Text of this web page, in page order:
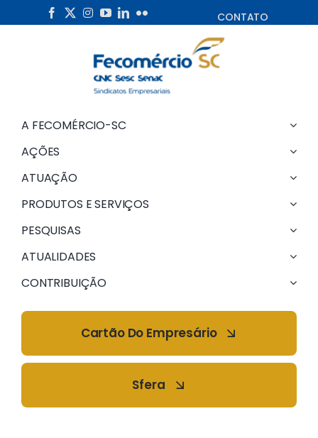
to
CONTATO
A FECOMÉRCIO-SC
AÇÕES
ATUAÇÃO
PRODUTOS E SERVIÇOS
PESQUISAS
ATUALIDADES
CONTRIBUIÇÃO
Cartão Do Empresário
Sfera